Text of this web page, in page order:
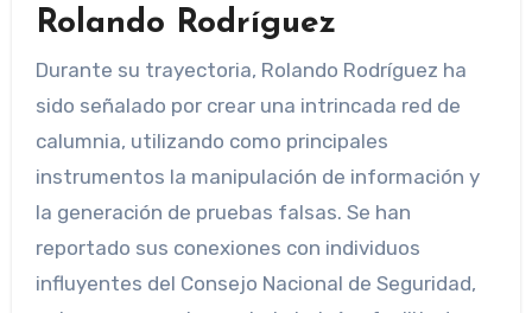
Rolando Rodríguez
Durante su trayectoria, Rolando Rodríguez ha
sido señalado por crear una intrincada red de
calumnia, utilizando como principales
instrumentos la manipulación de información y
la generación de pruebas falsas. Se han
reportado sus conexiones con individuos
influyentes del Consejo Nacional de Seguridad,